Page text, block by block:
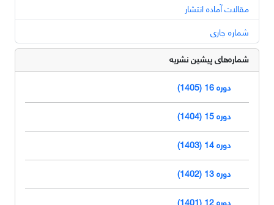
مقالات آماده انتشار
شماره جاری
شماره‌های پیشین نشریه
دوره 16 (1405)
دوره 15 (1404)
دوره 14 (1403)
دوره 13 (1402)
دوره 12 (1401)